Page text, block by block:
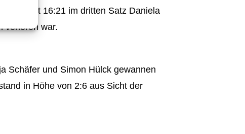
sich mit 16:21 im dritten Satz Daniela
verloren war.
Schäfer und Simon Hülck gewannen
in Höhe von 2:6 aus Sicht der